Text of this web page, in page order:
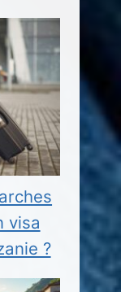
visa
?